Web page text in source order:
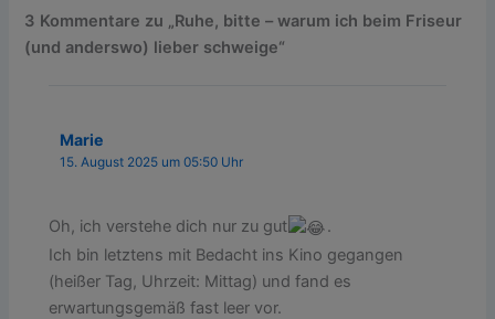
3 Kommentare zu „Ruhe, bitte – warum ich beim Friseur
(und anderswo) lieber schweige“
Marie
15. August 2025 um 05:50 Uhr
Oh, ich verstehe dich nur zu gut
.
Ich bin letztens mit Bedacht ins Kino gegangen
(heißer Tag, Uhrzeit: Mittag) und fand es
erwartungsgemäß fast leer vor.